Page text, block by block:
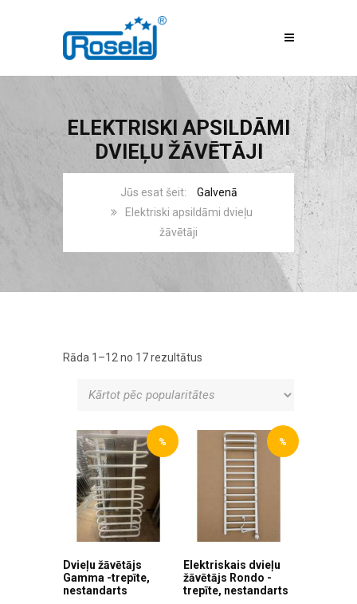
ELEKTRISKI APSILDĀMI
DVIEĻU ŽĀVĒTĀJI
Galvenā
Elektriski apsildāmi dvieļu
žāvētāji
Rāda 1–12 no 17 rezultātus
%
Dvieļu žāvētājs
Gamma -trepīte,
nestandarts
%
Elektriskais dvieļu
žāvētājs Rondo -
trepīte, nestandarts